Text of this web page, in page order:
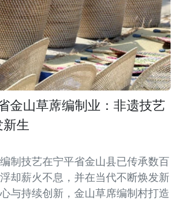
金山草蓆编制业：非遗技艺
生
制技艺在宁平省金山县已传承数百
却薪火不息，并在当代不断焕发新
与持续创新，金山草席编制村打造